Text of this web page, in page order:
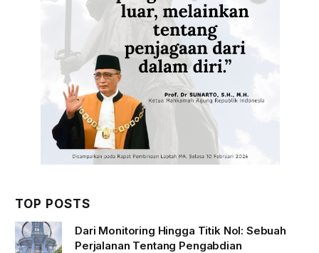
TOP POSTS
Dari Monitoring Hingga Titik Nol: Sebuah
Perjalanan Tentang Pengabdian